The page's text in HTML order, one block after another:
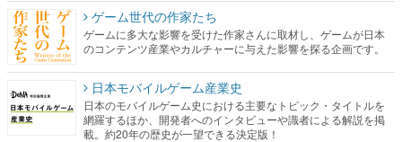
ゲーム世代の作家たち
ゲームに多大な影響を受けた作家さんに取材し、ゲームが日本
のコンテンツ産業やカルチャーに与えた影響を探る企画です。
日本モバイルゲーム産業史
日本のモバイルゲーム史における主要なトピック・タイトルを
網羅するほか、開発者へのインタビューや識者による解説を掲
載。約20年の歴史が一望できる決定版！